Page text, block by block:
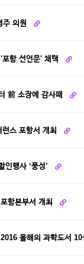
주 의원
항 선언문' 채택
前 소장에 감사패
스 포항서 개최
인행사 ‘풍성’
항본부서 개최
올해의 과학도서 10